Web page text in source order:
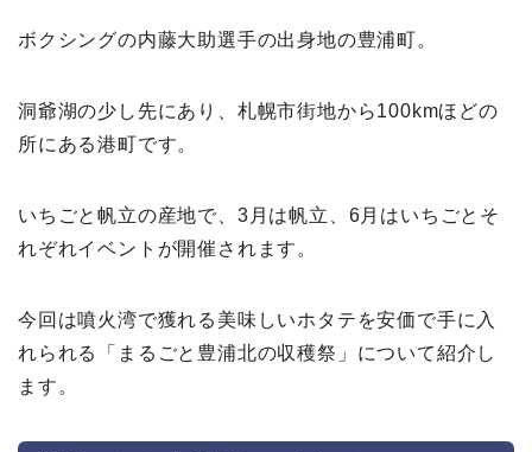
ボクシングの内藤大助選手の出身地の豊浦町。
洞爺湖の少し先にあり、札幌市街地から100kmほどの
所にある港町です。
いちごと帆立の産地で、3月は帆立、6月はいちごとそ
れぞれイベントが開催されます。
今回は噴火湾で獲れる美味しいホタテを安価で手に入
れられる「まるごと豊浦北の収穫祭」について紹介し
ます。